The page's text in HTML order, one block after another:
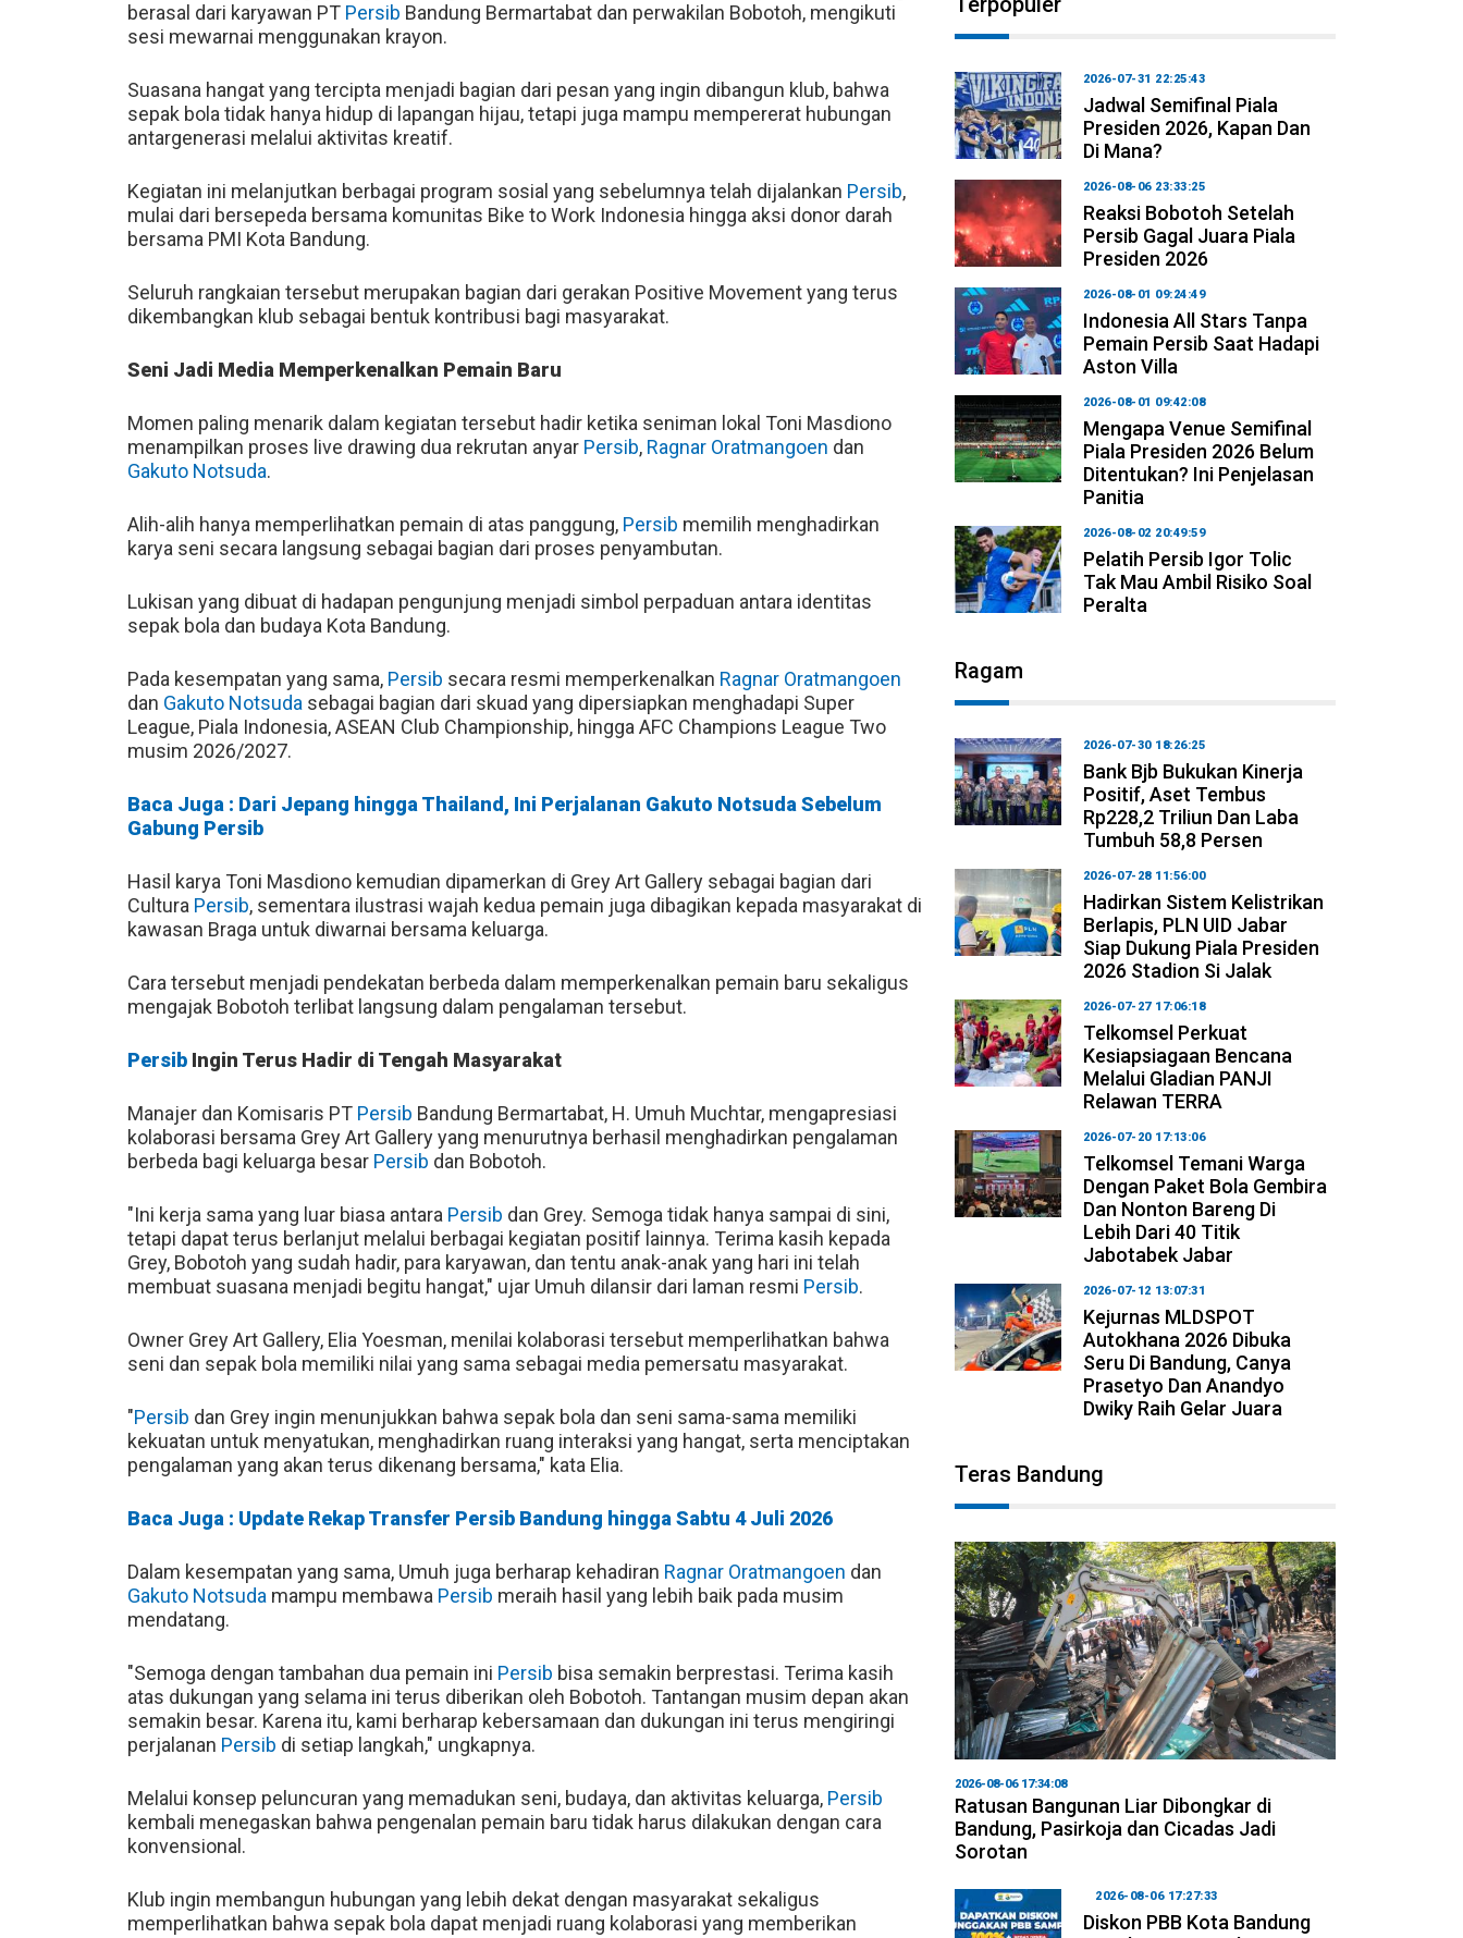
berasal dari karyawan PT Persib Bandung Bermartabat dan perwakilan Bobotoh, mengikuti
sesi mewarnai menggunakan krayon.
Suasana hangat yang tercipta menjadi bagian dari pesan yang ingin dibangun klub, bahwa
sepak bola tidak hanya hidup di lapangan hijau, tetapi juga mampu mempererat hubungan
antargenerasi melalui aktivitas kreatif.
Kegiatan ini melanjutkan berbagai program sosial yang sebelumnya telah dijalankan Persib,
mulai dari bersepeda bersama komunitas Bike to Work Indonesia hingga aksi donor darah
bersama PMI Kota Bandung.
Seluruh rangkaian tersebut merupakan bagian dari gerakan Positive Movement yang terus
dikembangkan klub sebagai bentuk kontribusi bagi masyarakat.
Seni Jadi Media Memperkenalkan Pemain Baru
Momen paling menarik dalam kegiatan tersebut hadir ketika seniman lokal Toni Masdiono
menampilkan proses live drawing dua rekrutan anyar Persib, Ragnar Oratmangoen dan
Gakuto Notsuda.
Alih-alih hanya memperlihatkan pemain di atas panggung, Persib memilih menghadirkan
karya seni secara langsung sebagai bagian dari proses penyambutan.
Lukisan yang dibuat di hadapan pengunjung menjadi simbol perpaduan antara identitas
sepak bola dan budaya Kota Bandung.
Pada kesempatan yang sama, Persib secara resmi memperkenalkan Ragnar Oratmangoen
dan Gakuto Notsuda sebagai bagian dari skuad yang dipersiapkan menghadapi Super
League, Piala Indonesia, ASEAN Club Championship, hingga AFC Champions League Two
musim 2026/2027.
Baca Juga : Dari Jepang hingga Thailand, Ini Perjalanan Gakuto Notsuda Sebelum
Gabung Persib
Hasil karya Toni Masdiono kemudian dipamerkan di Grey Art Gallery sebagai bagian dari
Cultura Persib, sementara ilustrasi wajah kedua pemain juga dibagikan kepada masyarakat di
kawasan Braga untuk diwarnai bersama keluarga.
Cara tersebut menjadi pendekatan berbeda dalam memperkenalkan pemain baru sekaligus
mengajak Bobotoh terlibat langsung dalam pengalaman tersebut.
Persib Ingin Terus Hadir di Tengah Masyarakat
Manajer dan Komisaris PT Persib Bandung Bermartabat, H. Umuh Muchtar, mengapresiasi
kolaborasi bersama Grey Art Gallery yang menurutnya berhasil menghadirkan pengalaman
berbeda bagi keluarga besar Persib dan Bobotoh.
"Ini kerja sama yang luar biasa antara Persib dan Grey. Semoga tidak hanya sampai di sini,
tetapi dapat terus berlanjut melalui berbagai kegiatan positif lainnya. Terima kasih kepada
Grey, Bobotoh yang sudah hadir, para karyawan, dan tentu anak-anak yang hari ini telah
membuat suasana menjadi begitu hangat," ujar Umuh dilansir dari laman resmi Persib.
Owner Grey Art Gallery, Elia Yoesman, menilai kolaborasi tersebut memperlihatkan bahwa
seni dan sepak bola memiliki nilai yang sama sebagai media pemersatu masyarakat.
"Persib dan Grey ingin menunjukkan bahwa sepak bola dan seni sama-sama memiliki
kekuatan untuk menyatukan, menghadirkan ruang interaksi yang hangat, serta menciptakan
pengalaman yang akan terus dikenang bersama," kata Elia.
Baca Juga : Update Rekap Transfer Persib Bandung hingga Sabtu 4 Juli 2026
Dalam kesempatan yang sama, Umuh juga berharap kehadiran Ragnar Oratmangoen dan
Gakuto Notsuda mampu membawa Persib meraih hasil yang lebih baik pada musim
mendatang.
"Semoga dengan tambahan dua pemain ini Persib bisa semakin berprestasi. Terima kasih
atas dukungan yang selama ini terus diberikan oleh Bobotoh. Tantangan musim depan akan
semakin besar. Karena itu, kami berharap kebersamaan dan dukungan ini terus mengiringi
perjalanan Persib di setiap langkah," ungkapnya.
Melalui konsep peluncuran yang memadukan seni, budaya, dan aktivitas keluarga, Persib
kembali menegaskan bahwa pengenalan pemain baru tidak harus dilakukan dengan cara
konvensional.
Klub ingin membangun hubungan yang lebih dekat dengan masyarakat sekaligus
memperlihatkan bahwa sepak bola dapat menjadi ruang kolaborasi yang memberikan
2026-07-31 22:25:43
Jadwal Semifinal Piala
Presiden 2026, Kapan Dan
Di Mana?
2026-08-06 23:33:25
Reaksi Bobotoh Setelah
Persib Gagal Juara Piala
Presiden 2026
2026-08-01 09:24:49
Indonesia All Stars Tanpa
Pemain Persib Saat Hadapi
Aston Villa
2026-08-01 09:42:08
Mengapa Venue Semifinal
Piala Presiden 2026 Belum
Ditentukan? Ini Penjelasan
Panitia
2026-08-02 20:49:59
Pelatih Persib Igor Tolic
Tak Mau Ambil Risiko Soal
Peralta
Ragam
2026-07-30 18:26:25
Bank Bjb Bukukan Kinerja
Positif, Aset Tembus
Rp228,2 Triliun Dan Laba
Tumbuh 58,8 Persen
2026-07-28 11:56:00
Hadirkan Sistem Kelistrikan
Berlapis, PLN UID Jabar
Siap Dukung Piala Presiden
2026 Stadion Si Jalak
2026-07-27 17:06:18
Telkomsel Perkuat
Kesiapsiagaan Bencana
Melalui Gladian PANJI
Relawan TERRA
2026-07-20 17:13:06
Telkomsel Temani Warga
Dengan Paket Bola Gembira
Dan Nonton Bareng Di
Lebih Dari 40 Titik
Jabotabek Jabar
2026-07-12 13:07:31
Kejurnas MLDSPOT
Autokhana 2026 Dibuka
Seru Di Bandung, Canya
Prasetyo Dan Anandyo
Dwiky Raih Gelar Juara
Teras Bandung
2026-08-06 17:34:08
Ratusan Bangunan Liar Dibongkar di
Bandung, Pasirkoja dan Cicadas Jadi
Sorotan
2026-08-06 17:27:33
Diskon PBB Kota Bandung